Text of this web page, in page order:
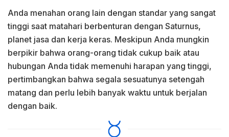
Anda menahan orang lain dengan standar yang sangat
tinggi saat matahari berbenturan dengan Saturnus,
planet jasa dan kerja keras. Meskipun Anda mungkin
berpikir bahwa orang-orang tidak cukup baik atau
hubungan Anda tidak memenuhi harapan yang tinggi,
pertimbangkan bahwa segala sesuatunya setengah
matang dan perlu lebih banyak waktu untuk berjalan
dengan baik.